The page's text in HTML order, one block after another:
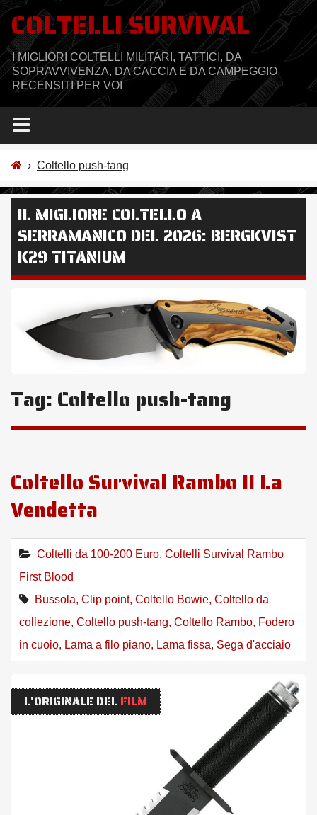
Salta
contenuto
COLTELLI SURVIVAL
I MIGLIORI COLTELLI MILITARI, TATTICI, DA
SOPRAVVIVENZA, DA CACCIA E DA CAMPEGGIO
RECENSITI PER VOI
› Coltello push-tang
IL MIGLIORE COLTELLO A
SERRAMANICO DEL 2026: BERGKVIST
K29 TITANIUM
Tag: Coltello push-tang
Coltello Survival Rambo II La
Vendetta
Coltelli da 100-200 Euro, Coltelli Survival Rambo
First Blood
Bussola, Clip point, Coltello Bowie, Coltello da
collezione, Coltello push-tang, Coltello Rambo, Fodero
in cuoio, Lama a filo piano, Lama fissa, Sega d'acciaio
L'ORIGINALE DEL FILM